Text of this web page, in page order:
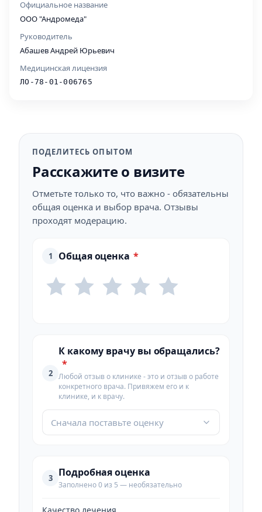
Официальное название
ООО "Андромеда"
Руководитель
Абашев Андрей Юрьевич
Медицинская лицензия
ЛО-78-01-006765
ПОДЕЛИТЕСЬ ОПЫТОМ
Расскажите о визите
Отметьте только то, что важно - обязательны
общая оценка и выбор врача. Отзывы
проходят модерацию.
1 Общая оценка *
2
К какому врачу вы обращались?
*
Любой отзыв о клинике - это и отзыв о работе
конкретного врача. Привяжем его и к
клинике, и к врачу.
Сначала поставьте оценку
3 Подробная оценка
Заполнено 0 из 5 — необязательно